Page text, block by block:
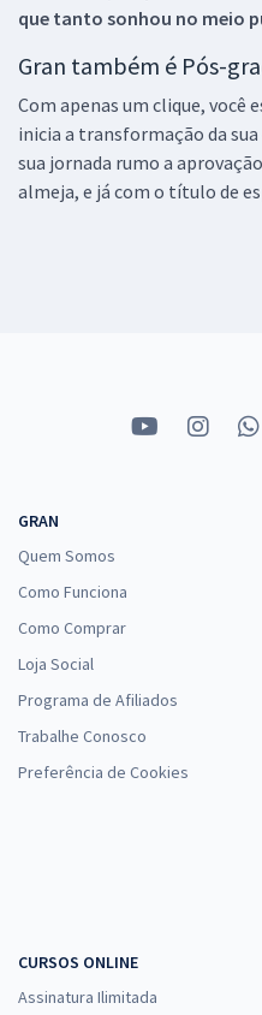
que tanto sonhou no meio
Gran também é Pós-
Com apenas um clique, você
inicia a transformação da
sua jornada rumo a
almeja, e já com o título de
GRAN
Quem Somos
Como Funciona
Como Comprar
Loja Social
Programa de Afiliados
Trabalhe Conosco
Preferência de Cookies
CURSOS ONLINE
Assinatura Ilimitada